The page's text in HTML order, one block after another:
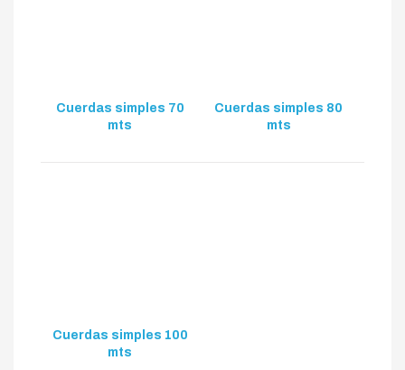
Cuerdas simples 70
mts
Cuerdas simples 80
mts
Cuerdas simples 100
mts